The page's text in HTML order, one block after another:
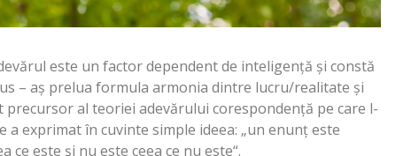
este un factor dependent de inteligenţă şi constă
– aş prelua formula armonia dintre lucru/realitate şi
al teoriei adevărului corespondenţă pe care l-
a exprimat în cuvinte simple ideea: „un enunţ este
ce este şi nu este ceea ce nu este“.